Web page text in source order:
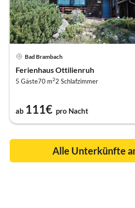
Bad Brambach
Ferienhaus Ottilienruh
5 Gäste70 m22 Schlafzimmer
ab 111€ pro Nacht
Alle Unterkünfte